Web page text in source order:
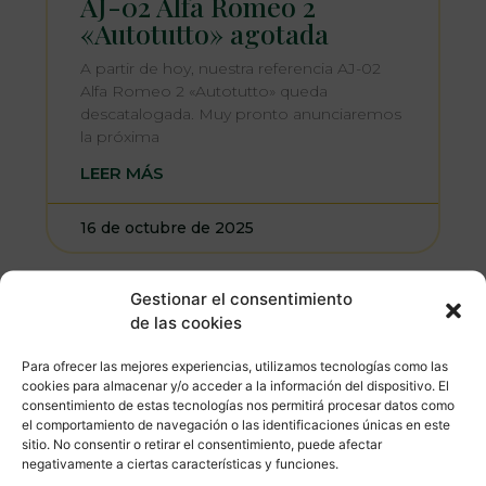
Gestionar el consentimiento
de las cookies
Para ofrecer las mejores experiencias, utilizamos tecnologías como las
cookies para almacenar y/o acceder a la información del dispositivo. El
consentimiento de estas tecnologías nos permitirá procesar datos como
el comportamiento de navegación o las identificaciones únicas en este
sitio. No consentir o retirar el consentimiento, puede afectar
negativamente a ciertas características y funciones.
«Autotutto» agotada
A partir de hoy, nuestra referencia AJ-02
Alfa Romeo 2 «Autotutto» queda
descatalogada. Muy pronto anunciaremos
la próxima
LEER MÁS
16 de octubre de 2025